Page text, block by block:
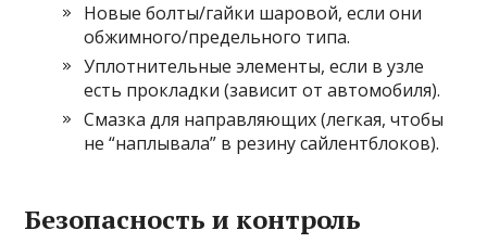
Новые болты/гайки шаровой, если они
обжимного/предельного типа.
Уплотнительные элементы, если в узле
есть прокладки (зависит от автомобиля).
Смазка для направляющих (легкая, чтобы
не “наплывала” в резину сайлентблоков).
Безопасность и контроль